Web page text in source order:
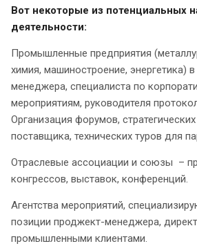
Вот некоторые из потенциальных
деятельности:
Промышленные предприятия
химия, машиностроение, энергетика)
менеджера, специалиста по
мероприятиям, руководителя
Организация форумов,
поставщика, технических туров для
Отраслевые ассоциации и союзы –
конгрессов, выставок, конференций.
Агентства мероприятий,
позиции проджект-менеджера,
промышленными клиентами.